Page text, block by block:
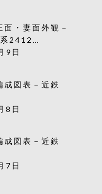
面・妻面外観－
2412…
9日
成図表－近鉄
8日
成図表－近鉄
7日